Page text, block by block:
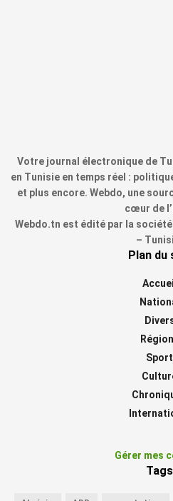
Votre journal électronique de
en Tunisie en temps réel :
et plus encore. Webdo, une
cœur de
Webdo.tn est édité par la société
–
Plan du
Accueil
Sport
Gérer mes
Tags